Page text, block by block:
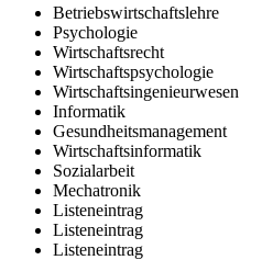
Betriebswirtschaftslehre
Psychologie
Wirtschaftsrecht
Wirtschaftspsychologie
Wirtschaftsingenieurwesen
Informatik
Gesundheitsmanagement
Wirtschaftsinformatik
Sozialarbeit
Mechatronik
Listeneintrag
Listeneintrag
Listeneintrag